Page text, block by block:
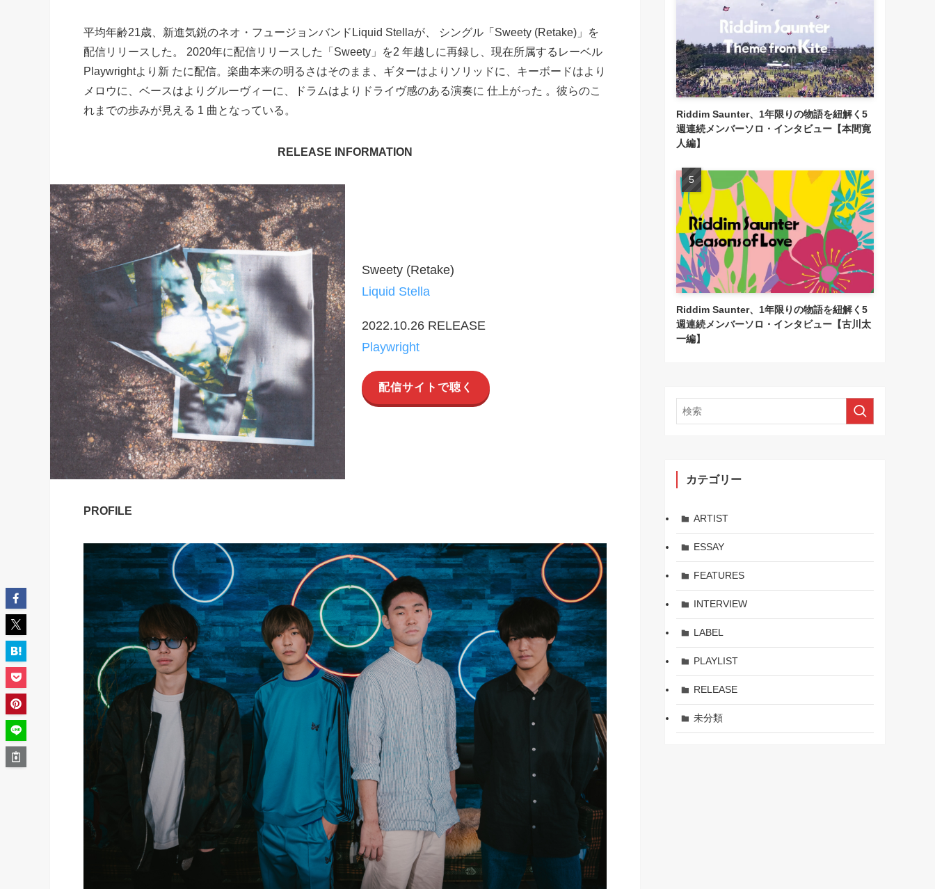
平均年齢21歳、新進気鋭のネオ・フュージョンバンドLiquid Stellaが、 シングル「Sweety (Retake)」を
配信リリースした。 2020年に配信リリースした「Sweety」を2 年越しに再録し、現在所属するレーベル
Playwrightより新 たに配信。楽曲本来の明るさはそのまま、ギターはよりソリッドに、キーボードはより
メロウに、ベースはよりグルーヴィーに、ドラムはよりドライヴ感のある演奏に 仕上がった 。彼らのこ
れまでの歩みが見える 1 曲となっている。
RELEASE INFORMATION
Sweety (Retake)
Liquid Stella
2022.10.26 RELEASE
Playwright
配信サイトで聴く
PROFILE
Riddim Saunter、1年限りの物語を紐解く5
週連続メンバーソロ・インタビュー【本間寛
人編】
Riddim Saunter、1年限りの物語を紐解く5
週連続メンバーソロ・インタビュー【古川太
一編】
カテゴリー
ARTIST
ESSAY
FEATURES
INTERVIEW
LABEL
PLAYLIST
RELEASE
未分類